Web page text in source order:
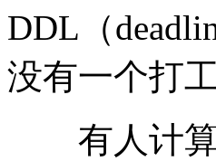
DDL（
没有一个打
有人计算